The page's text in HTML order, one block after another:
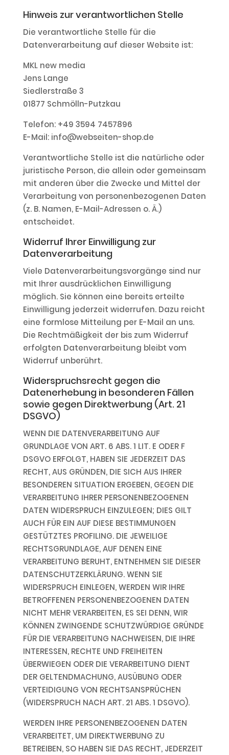
Hinweis zur verantwortlichen Stelle
Die verantwortliche Stelle für die
Datenverarbeitung auf dieser Website ist:
MKL new media
Jens Lange
Siedlerstraße 3
01877 Schmölln-Putzkau
Telefon: +49 3594 7457896
E-Mail: info@webseiten-shop.de
Verantwortliche Stelle ist die natürliche oder
juristische Person, die allein oder gemeinsam
mit anderen über die Zwecke und Mittel der
Verarbeitung von personenbezogenen Daten
(z. B. Namen, E-Mail-Adressen o. Ä.)
entscheidet.
Widerruf Ihrer Einwilligung zur
Datenverarbeitung
Viele Datenverarbeitungsvorgänge sind nur
mit Ihrer ausdrücklichen Einwilligung
möglich. Sie können eine bereits erteilte
Einwilligung jederzeit widerrufen. Dazu reicht
eine formlose Mitteilung per E-Mail an uns.
Die Rechtmäßigkeit der bis zum Widerruf
erfolgten Datenverarbeitung bleibt vom
Widerruf unberührt.
Widerspruchsrecht gegen die
Datenerhebung in besonderen Fällen
sowie gegen Direktwerbung (Art. 21
DSGVO)
WENN DIE DATENVERARBEITUNG AUF
GRUNDLAGE VON ART. 6 ABS. 1 LIT. E ODER F
DSGVO ERFOLGT, HABEN SIE JEDERZEIT DAS
RECHT, AUS GRÜNDEN, DIE SICH AUS IHRER
BESONDEREN SITUATION ERGEBEN, GEGEN DIE
VERARBEITUNG IHRER PERSONENBEZOGENEN
DATEN WIDERSPRUCH EINZULEGEN; DIES GILT
AUCH FÜR EIN AUF DIESE BESTIMMUNGEN
GESTÜTZTES PROFILING. DIE JEWEILIGE
RECHTSGRUNDLAGE, AUF DENEN EINE
VERARBEITUNG BERUHT, ENTNEHMEN SIE DIESER
DATENSCHUTZERKLÄRUNG. WENN SIE
WIDERSPRUCH EINLEGEN, WERDEN WIR IHRE
BETROFFENEN PERSONENBEZOGENEN DATEN
NICHT MEHR VERARBEITEN, ES SEI DENN, WIR
KÖNNEN ZWINGENDE SCHUTZWÜRDIGE GRÜNDE
FÜR DIE VERARBEITUNG NACHWEISEN, DIE IHRE
INTERESSEN, RECHTE UND FREIHEITEN
ÜBERWIEGEN ODER DIE VERARBEITUNG DIENT
DER GELTENDMACHUNG, AUSÜBUNG ODER
VERTEIDIGUNG VON RECHTSANSPRÜCHEN
(WIDERSPRUCH NACH ART. 21 ABS. 1 DSGVO).
WERDEN IHRE PERSONENBEZOGENEN DATEN
VERARBEITET, UM DIREKTWERBUNG ZU
BETREIBEN, SO HABEN SIE DAS RECHT, JEDERZEIT